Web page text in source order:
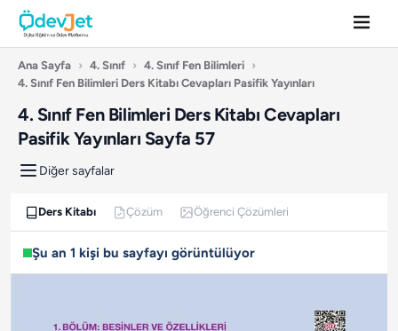
Ana Sayfa › 4. Sınıf › 4. Sınıf Fen Bilimleri ›
4. Sınıf Fen Bilimleri Ders Kitabı Cevapları Pasifik Yayınları
4. Sınıf Fen Bilimleri Ders Kitabı Cevapları
Pasifik Yayınları Sayfa 57
Diğer sayfalar
Ders Kitabı Çözüm Öğrenci Çözümleri
Şu an 1 kişi bu sayfayı görüntülüyor